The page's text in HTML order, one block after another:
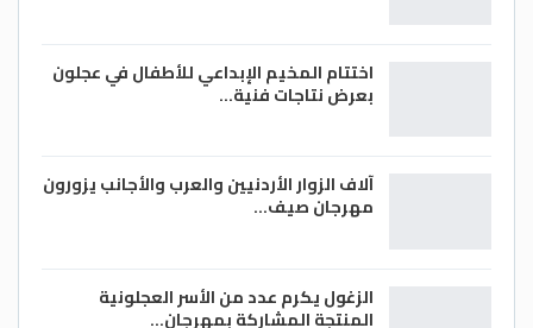
اختتام المخيم الإبداعي للأطفال في عجلون
بعرض نتاجات فنية…
آلاف الزوار الأردنيين والعرب والأجانب يزورون
مهرجان صيف…
الزغول يكرم عدد من الأسر العجلونية
المنتجة المشاركة بمهرجان…